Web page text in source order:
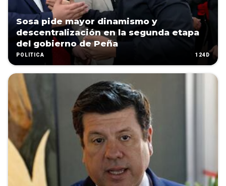
Sosa pide mayor dinamismo y
descentralización en la segunda etapa
del gobierno de Peña
POLÍTICA 124D